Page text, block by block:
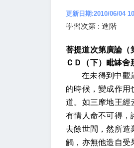
更新日期:2010/06/04
學習次第 : 進階
菩提道次第廣論（
ＣＤ（下）毗缽舍
在未得到中觀
的時候，變成作用
道。如三摩地王經
有情人命不可得，
去餘世間，然所造
觸，亦無他造自受